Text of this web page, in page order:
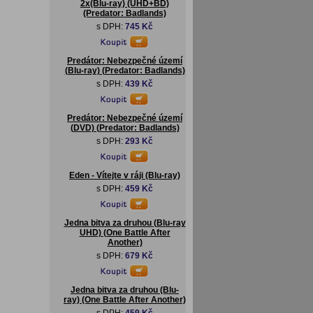
2x(Blu-ray) (UHD+BD)
(Predator: Badlands)
s DPH: 745 Kč
Predátor: Nebezpečné území
(Blu-ray) (Predator: Badlands)
s DPH: 439 Kč
Predátor: Nebezpečné území
(DVD) (Predator: Badlands)
s DPH: 293 Kč
Eden - Vítejte v ráji (Blu-ray)
s DPH: 459 Kč
Jedna bitva za druhou (Blu-ray
UHD) (One Battle After
Another)
s DPH: 679 Kč
Jedna bitva za druhou (Blu-
ray) (One Battle After Another)